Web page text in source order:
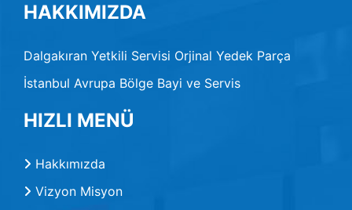
HAKKIMIZDA
Dalgakıran Yetkili Servisi Orjinal Yedek Parça
İstanbul Avrupa Bölge Bayi ve Servis
HIZLI MENÜ
Hakkımızda
Vizyon Misyon